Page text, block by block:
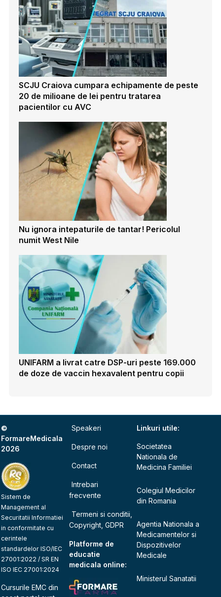
SCJU Craiova cumpara echipamente de peste
20 de milioane de lei pentru tratarea
pacientilor cu AVC
Nu ignora intepaturile de tantar! Pericolul
numit West Nile
UNIFARM a livrat catre DSP-uri peste 169.000
de doze de vaccin hexavalent pentru copii
©
FormareMedicala
2026
Sistem de
Management al
Securitatii Informatiei
in conformitate cu
cerintele
standardelor ISO/IEC
27001:2022 / SR EN
ISO IEC 27001:2024
Cursurile EMC din
Speakeri
Despre noi
Contact
Intrebari
frecvente
Termeni si conditii,
Copyright, GDPR
Platforme de
educatie
medicala online:
Linkuri utile:
Societatea
Nationala de
Medicina Familiei
Colegiul Medicilor
din Romania
Agentia Nationala a
Medicamentelor si
Dispozitivelor
Medicale
Ministerul Sanatatii